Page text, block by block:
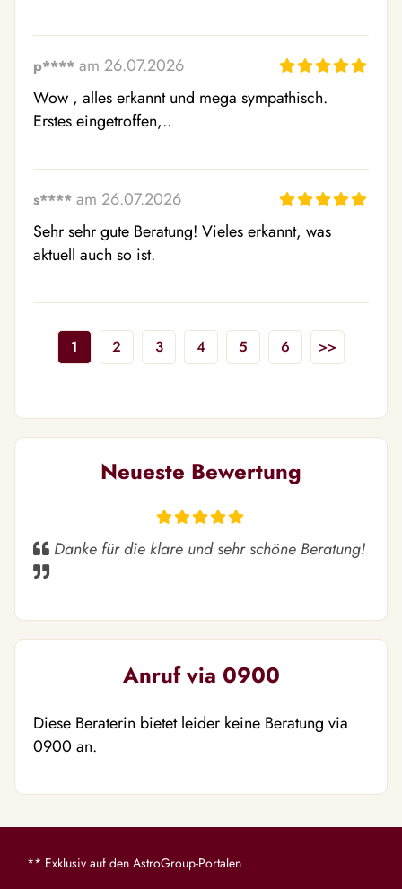
p**** am 26.07.2026
Wow , alles erkannt und mega sympathisch.
Erstes eingetroffen,..
s**** am 26.07.2026
Sehr sehr gute Beratung! Vieles erkannt, was
aktuell auch so ist.
1 2 3 4 5 6 >>
Neueste Bewertung
Danke für die klare und sehr schöne Beratung!
Anruf via 0900
Diese Beraterin bietet leider keine Beratung via
0900 an.
** Exklusiv auf den AstroGroup-Portalen